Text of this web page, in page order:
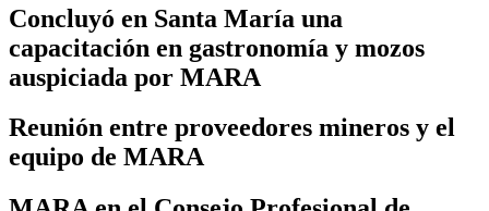
Concluyó en Santa María una
capacitación en gastronomía y mozos
auspiciada por MARA
Reunión entre proveedores mineros y el
equipo de MARA